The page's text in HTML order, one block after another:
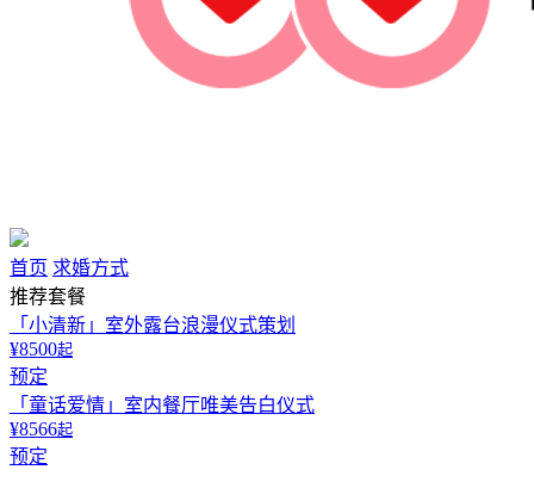
首页 求婚方式
推荐套餐
「小清新」室外露台浪漫仪式策划
¥8500起
预定
「童话爱情」室内餐厅唯美告白仪式
¥8566起
预定